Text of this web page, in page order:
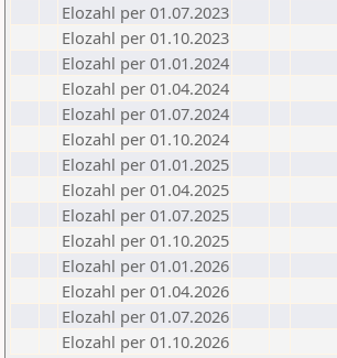
Elozahl per 01.07.2023
Elozahl per 01.10.2023
Elozahl per 01.01.2024
Elozahl per 01.04.2024
Elozahl per 01.07.2024
Elozahl per 01.10.2024
Elozahl per 01.01.2025
Elozahl per 01.04.2025
Elozahl per 01.07.2025
Elozahl per 01.10.2025
Elozahl per 01.01.2026
Elozahl per 01.04.2026
Elozahl per 01.07.2026
Elozahl per 01.10.2026